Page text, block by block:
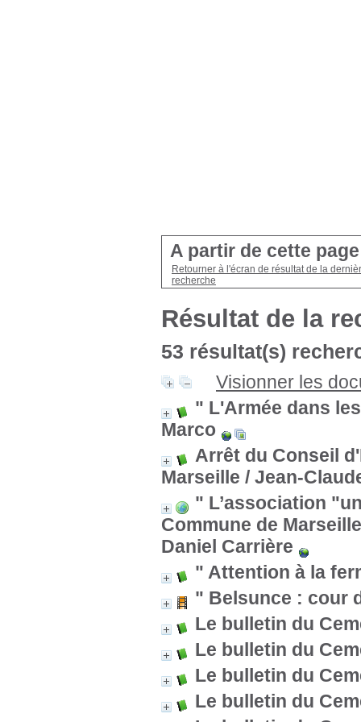
A partir de cette
Retourner à l'écran de résultat de la
recherche
Résultat de la
53 résultat(s)
Visionner les
" L'Armée dans
Marco
Arrêt du Conseil
Marseille / Jean-
" L’association
Commune de
Daniel Carrière
" Attention à la
" Belsunce : cour
Le bulletin du
Le bulletin du
Le bulletin du
Le bulletin du